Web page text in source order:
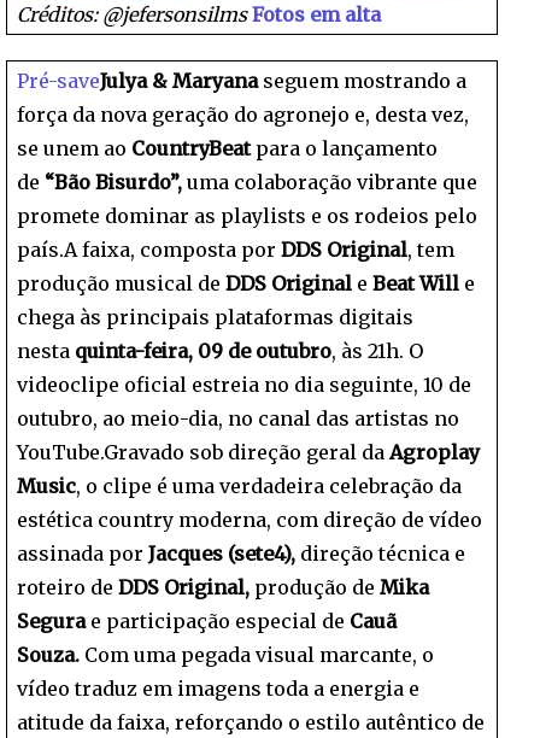
Créditos: @jefersonsilmsFotos em alta
Pré-saveJulya & Maryanaseguem mostrando a
força da nova geração do agronejo e, desta vez,
se unem ao CountryBeatpara o lançamento
de “Bão Bisurdo”, uma colaboração vibrante que
promete dominar as playlists e os rodeios pelo
país.A faixa, composta por DDS Original, tem
produção musical de DDS Original e Beat Will e
chega às principais plataformas digitais
nesta quinta-feira, 09 de outubro, às 21h. O
videoclipe oficial estreia no dia seguinte, 10 de
outubro, ao meio-dia, no canal das artistas no
YouTube.Gravado sob direção geral daAgroplay
Music, o clipe é uma verdadeira celebração da
estética country moderna, com direção de vídeo
assinada por Jacques (sete4), direção técnica e
roteiro de DDS Original, produção de Mika
Segurae participação especial de Cauã
Souza. Com uma pegada visual marcante, o
vídeo traduz em imagens toda a energia e
atitude da faixa, reforçando o estilo autêntico de